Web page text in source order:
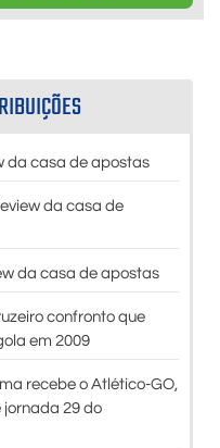
da casa de apostas
da casa de
da casa de apostas
confronto que
em 2009
recebe o Atlético-GO,
29 do